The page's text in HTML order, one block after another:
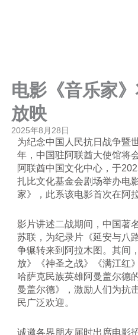
电影《音乐家
放映
2025年8月28日
为纪念中国人民抗日战争暨
年，中国驻阿联酋大使馆将
阿联酋中国文化中心，于
扎比文化基金会剧场举办电
家》，此系该电影首次在阿
影片讲述二战期间，中国著
苏联，为纪录片《延安与八
争辗转来到阿拉木图。其间
放》《神圣之战》《满江红
哈萨克民族英雄阿曼盖尔德
曼盖尔德》，激励人们为抗
民广泛欢迎。
诚邀各界朋友届时出席电影